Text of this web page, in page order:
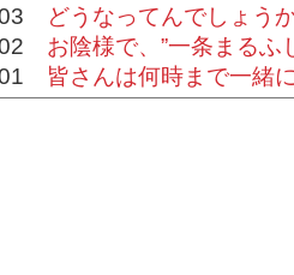
03
どうなってんでしょう
02 お陰様で、”一条まるふ
01
皆さんは何時まで一緒